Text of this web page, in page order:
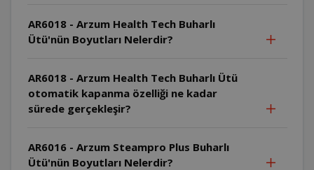
AR6018 - Arzum Health Tech Buharlı
Ütü'nün Boyutları Nelerdir?
AR6018 - Arzum Health Tech Buharlı Ütü
otomatik kapanma özelliği ne kadar
sürede gerçekleşir?
AR6016 - Arzum Steampro Plus Buharlı
Ütü'nün Boyutları Nelerdir?